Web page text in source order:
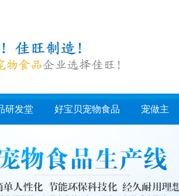
研发堂 好宝贝宠物食品 宠做主